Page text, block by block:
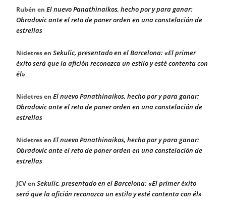
Rubén en El nuevo Panathinaikos, hecho por y para ganar:
Obradovic ante el reto de poner orden en una constelación de
estrellas
Nidetresen Sekulic, presentado en el Barcelona: «El primer
éxito será que la afición reconozca un estilo y esté contenta con
él»
Nidetresen El nuevo Panathinaikos, hecho por y para ganar:
Obradovic ante el reto de poner orden en una constelación de
estrellas
Nidetresen El nuevo Panathinaikos, hecho por y para ganar:
Obradovic ante el reto de poner orden en una constelación de
estrellas
JCVen Sekulic, presentado en el Barcelona: «El primer éxito
será que la afición reconozca un estilo y esté contenta con él»